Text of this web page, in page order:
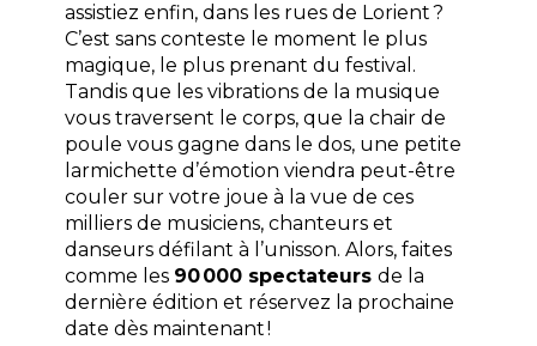
assistiez enfin, dans les rues de Lorient ?
C’est sans conteste le moment le plus
magique, le plus prenant du festival.
Tandis que les vibrations de la musique
vous traversent le corps, que la chair de
poule vous gagne dans le dos, une petite
larmichette d’émotion viendra peut-être
couler sur votre joue à la vue de ces
milliers de musiciens, chanteurs et
danseurs défilant à l’unisson. Alors, faites
comme les 90 000 spectateurs de la
dernière édition et réservez la prochaine
date dès maintenant !